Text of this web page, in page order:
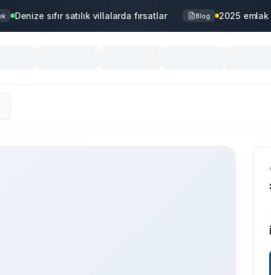
Denize sıfır satılık villalarda fırsatlar Blog 2025 emlak